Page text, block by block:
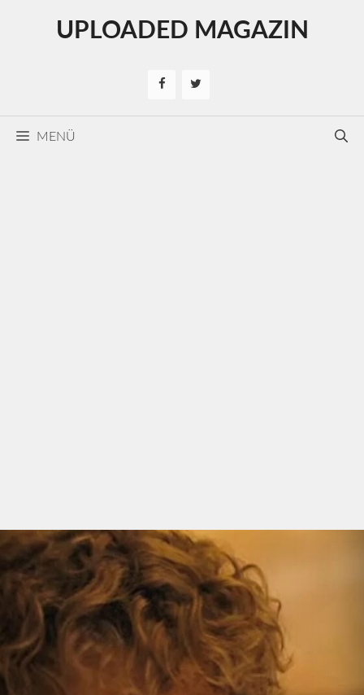
UPLOADED MAGAZIN
MENÜ